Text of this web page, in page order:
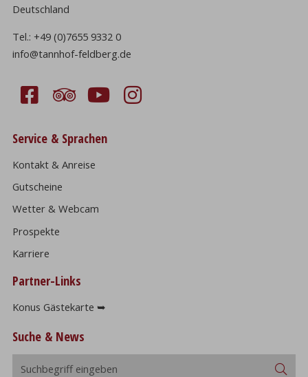
Deutschland
Tel.:+49 (0)7655 9332 0
info@tannhof-feldberg.de
Service & Sprachen
Kontakt & Anreise
Gutscheine
Wetter & Webcam
Prospekte
Karriere
Partner-Links
Konus Gästekarte ➥
Suche & News